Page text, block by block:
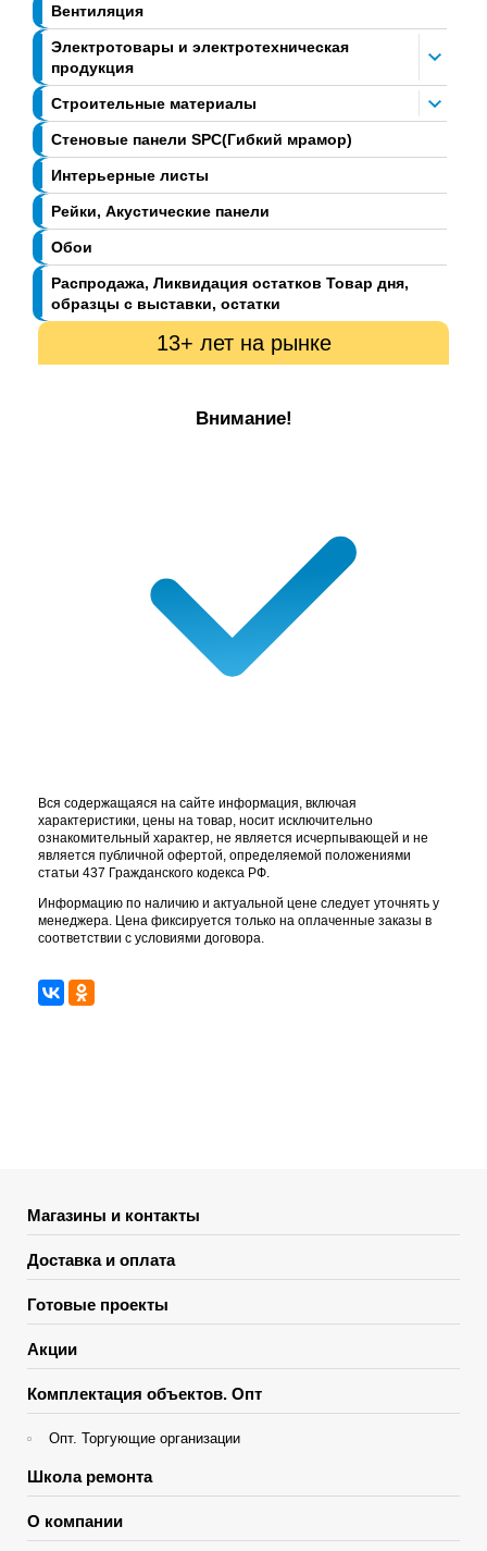
Вентиляция
Электротовары и электротехническая
продукция
Строительные материалы
Стеновые панели SPC(Гибкий мрамор)
Интерьерные листы
Рейки, Акустические панели
Обои
Распродажа, Ликвидация остатков Товар дня,
образцы с выставки, остатки
13+ лет на рынке
Внимание!
Вся содержащаяся на сайте информация, включая
характеристики, цены на товар, носит исключительно
ознакомительный характер, не является исчерпывающей и не
является публичной офертой, определяемой положениями
статьи 437 Гражданского кодекса РФ.
Информацию по наличию и актуальной цене следует уточнять у
менеджера. Цена фиксируется только на оплаченные заказы в
соответствии с условиями договора.
Магазины и контакты
Доставка и оплата
Готовые проекты
Акции
Комплектация объектов. Опт
Опт. Торгующие организации
Школа ремонта
О компании